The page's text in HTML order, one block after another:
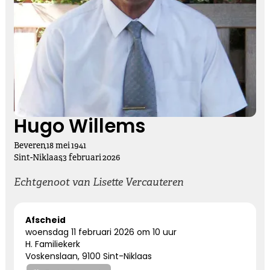
Hugo Willems
Beveren,18mei1941
Sint-Niklaas,3 februari2026
Echtgenoot van Lisette Vercauteren
Afscheid
woensdag 11 februari 2026 om 10 uur
H. Familiekerk
Voskenslaan, 9100 Sint-Niklaas
Kies dit gedicht
Vasthouden bij afscheid
Afscheid nemen, is niet loslaten
Het is een andere manier van vasthouden
Kies dit gedicht
Nooit meer hier, maar altijd bij ons.